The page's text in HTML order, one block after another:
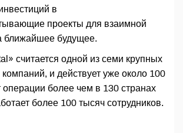
в
проекты для взаимной
ближайшее будущее.
считается одной из семи крупных
и действует уже около 100
операции более чем в 130 странах
более 100 тысяч сотрудников.